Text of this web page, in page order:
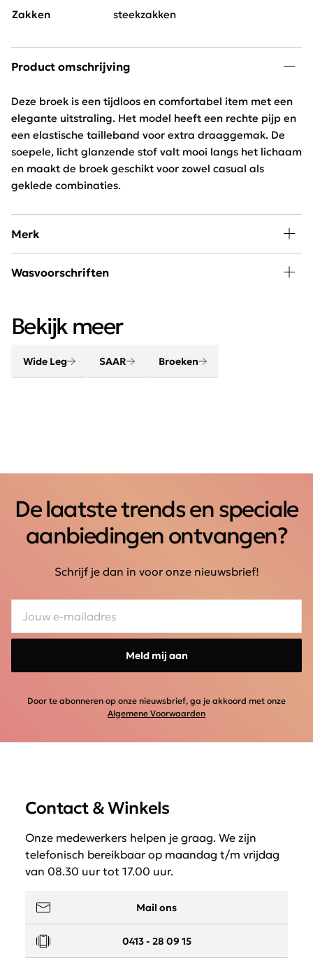
Zakken
steekzakken
Product omschrijving
Deze broek is een tijdloos en comfortabel item met een
elegante uitstraling. Het model heeft een rechte pijp en
een elastische tailleband voor extra draaggemak. De
soepele, licht glanzende stof valt mooi langs het lichaam
en maakt de broek geschikt voor zowel casual als
geklede combinaties.
Merk
A little piece of happiness kan iedere vrouw in haar
Wasvoorschriften
Bekijk meer
Wide Leg SAAR Broeken
De laatste trends en speciale
aanbiedingen ontvangen?
Schrijf je dan in voor onze nieuwsbrief!
Meld mij aan
Door te abonneren op onze nieuwsbrief, ga je akkoord met onze
Algemene Voorwaarden
Contact & Winkels
Onze medewerkers helpen je graag. We zijn
telefonisch bereikbaar op maandag t/m vrijdag
van 08.30 uur tot 17.00 uur.
Mail ons
0413 - 28 09 15